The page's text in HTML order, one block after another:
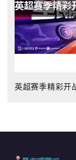
英超赛季精彩开